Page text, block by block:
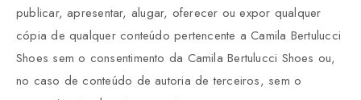
publicar, apresentar, alugar, oferecer ou expor qualquer
cópia de qualquer conteúdo pertencente a Camila Bertulucci
Shoes sem o consentimento da Camila Bertulucci Shoes ou,
no caso de conteúdo de autoria de terceiros, sem o